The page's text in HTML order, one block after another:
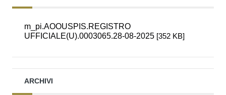
m_pi.AOOUSPIS.REGISTRO
UFFICIALE(U).0003065.28-08-2025 [352 KB]
ARCHIVI